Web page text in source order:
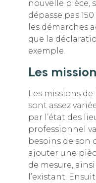
nouvelle pièce,
dépasse pas
les démarches
que la
exemple.
Les
Les missions
sont assez
par l’état des
professionnel
besoins de son
ajouter une
de mesure,
l’existant.